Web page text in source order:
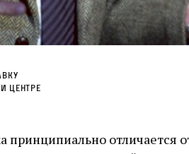
центре
принципиально отличается